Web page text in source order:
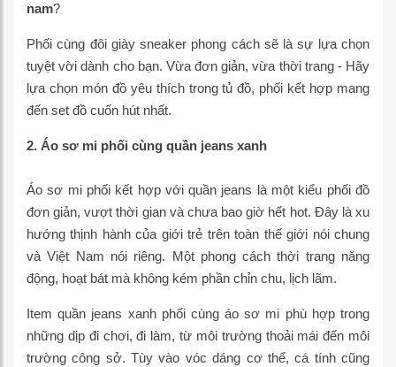
nam?
Phối cùng đôi giày sneaker phong cách sẽ là sự lựa chọn
tuyệt vời dành cho bạn. Vừa đơn giản, vừa thời trang - Hãy
lựa chọn món đồ yêu thích trong tủ đồ, phối kết hợp mang
đến set đồ cuốn hút nhất.
2. Áo sơ mi phối cùng quần jeans xanh
Áo sơ mi phối kết hợp với quần jeans là một kiểu phối đồ
đơn giản, vượt thời gian và chưa bao giờ hết hot. Đây là xu
hướng thịnh hành của giới trẻ trên toàn thế giới nói chung
và Việt Nam nói riêng. Một phong cách thời trang năng
động, hoạt bát mà không kém phần chỉn chu, lịch lãm.
Item quần jeans xanh phối cùng áo sơ mi phù hợp trong
những dịp đi chơi, đi làm, từ môi trường thoải mái đến môi
trường công sở. Tùy vào vóc dáng cơ thể, cá tính cũng